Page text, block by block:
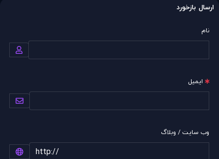
ارسال بازخورد
نام
ایمیل
وب سایت / وبلاگ